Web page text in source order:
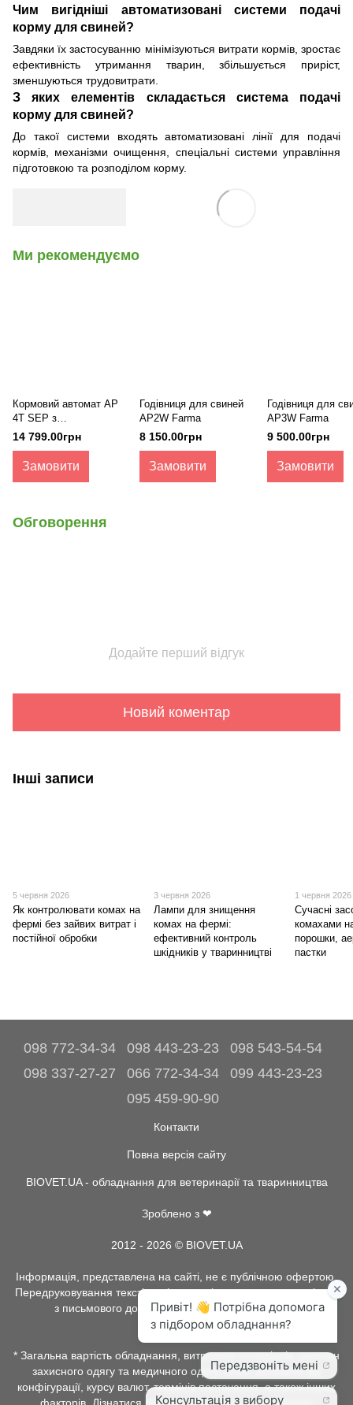
Чим вигідніші автоматизовані системи подачі
корму для свиней?
Завдяки їх застосуванню мінімізуються витрати кормів, зростає
ефективність утримання тварин, збільшується приріст,
зменшуються трудовитрати.
З яких елементів складається система подачі
корму для свиней?
До такої системи входять автоматизовані лінії для подачі
кормів, механізми очищення, спеціальні системи управління
підготовкою та розподілом корму.
Ми рекомендуємо
Кормовий автомат AP
4T SEP з
розділювачами
14 799.00грн
Замовити
Годівниця для свиней
AP2W Farma
8 150.00грн
Замовити
Годівниця для
AP3W Farma
9 500.00грн
Замовити
Обговорення
Додайте перший відгук
Новий коментар
Інші записи
5 червня 2026
Як контролювати комах на
фермі без зайвих витрат і
постійної обробки
3 червня 2026
Лампи для знищення
комах на фермі:
ефективний контроль
шкідників у тваринництві
1 червня 2026
Сучасні
комахами
порошки,
пастки
098 772-34-34 098 443-23-23
098 543-54-54
098 337-27-27
066 772-34-34
099 443-23-23
095 459-90-90
Контакти
Повна версія сайту
BIOVET.UA - обладнання для ветеринарії та тваринництва
Зроблено з ❤
2012 - 2026 © BIOVET.UA
Інформація, представлена на сайті, не є публічною офертою.
Передруковування текстів та інше копіювання, можливо тільки
з письмового дозволу адміністрації BIOVET.UA.
* Загальна вартість обладнання, витратних матеріалів, рентген
захисного одягу та медичного одягу, може залежати від
конфігурації, курсу валют, термінів постачання, а також інших